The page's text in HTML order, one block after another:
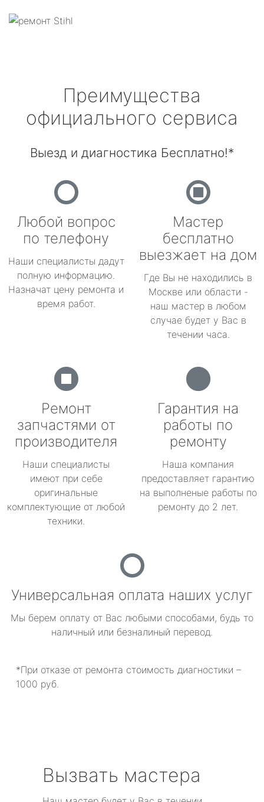
Преимущества
официального сервиса
Выезд и диагностика Бесплатно!*
Любой вопрос
по телефону
Наши специалисты дадут
полную информацию.
Назначат цену ремонта и
время работ.
Мастер
бесплатно
выезжает на дом
Где Вы не находились в
Москве или области -
наш мастер в любом
случае будет у Вас в
течении часа.
Ремонт
запчастями от
производителя
Наши специалисты
имеют при себе
оригинальные
комплектующие от любой
техники.
Гарантия на
работы по
ремонту
Наша компания
предоставляет гарантию
на выполненые работы по
ремонту до 2 лет.
Универсальная оплата наших услуг
Мы берем оплату от Вас любыми способами, будь то
наличный или безналиный перевод.
*При отказе от ремонта стоимость диагностики –
1000 руб.
Вызвать мастера